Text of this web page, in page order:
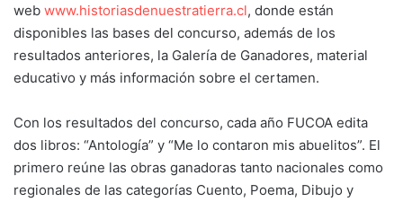
web www.historiasdenuestratierra.cl, donde están
disponibles las bases del concurso, además de los
resultados anteriores, la Galería de Ganadores, material
educativo y más información sobre el certamen.
Con los resultados del concurso, cada año FUCOA edita
dos libros: “Antología” y “Me lo contaron mis abuelitos”. El
primero reúne las obras ganadoras tanto nacionales como
regionales de las categorías Cuento, Poema, Dibujo y